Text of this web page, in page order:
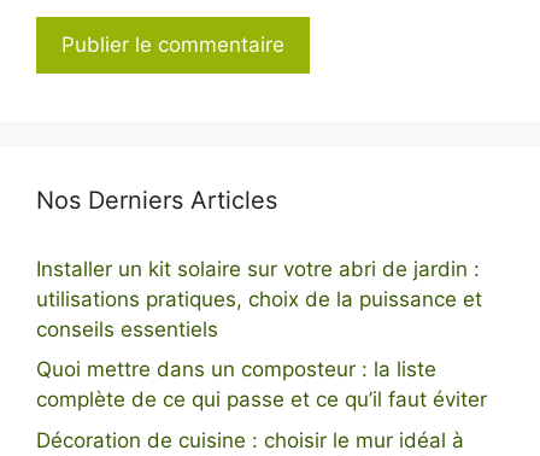
Nos Derniers Articles
Installer un kit solaire sur votre abri de jardin :
utilisations pratiques, choix de la puissance et
conseils essentiels
Quoi mettre dans un composteur : la liste
complète de ce qui passe et ce qu’il faut éviter
Décoration de cuisine : choisir le mur idéal à